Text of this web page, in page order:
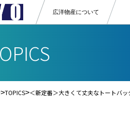
広洋物産について
>TOPICS>＜新定番＞大きくて丈夫なトートバッ